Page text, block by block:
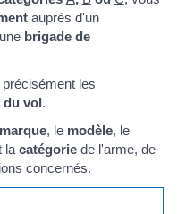
auprès d'un
brigade de
les
du vol.
marque, le modèle, le
la catégoriede l'arme, de
concernés.